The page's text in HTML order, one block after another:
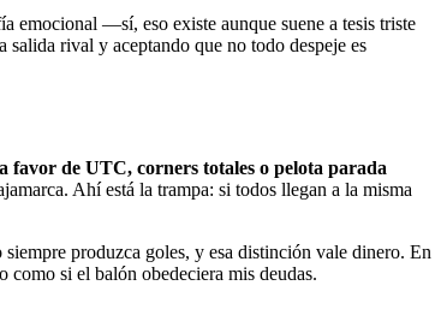
emocional —sí, eso existe aunque suene a tesis triste
rival y aceptando que no todo despeje es
favor de UTC, corners totales o pelota parada
Ahí está la trampa: si todos llegan a la misma
produzca goles, y esa distinción vale dinero. En
como si el balón obedeciera mis deudas.